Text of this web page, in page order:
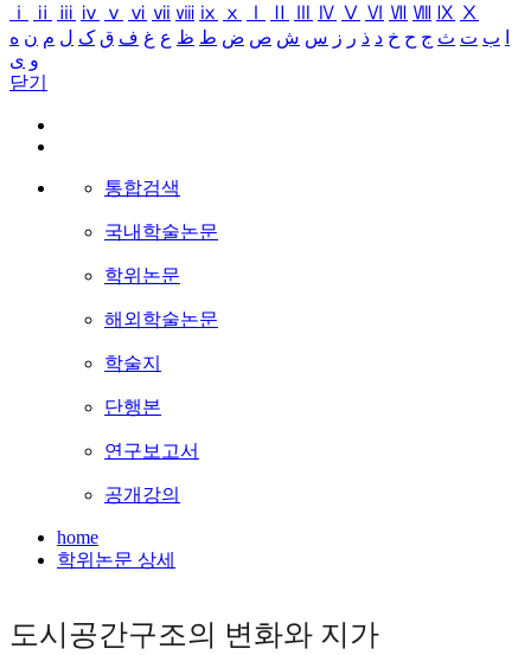
ⅰ
ⅱ ⅲ ⅳ ⅴ ⅵ ⅶ ⅷ ⅸ ⅹ Ⅳ Ⅴ Ⅵ Ⅶ Ⅷ Ⅸ Ⅹ
ب ت ث ج ح خ د ذ ر ز س ش ص ض ط ظ ع غ ف ق ک ل م ن ه
و ی
닫기
통합검색
국내학술논문
학위논문
해외학술논문
학술지
단행본
연구보고서
공개강의
home
학위논문 상세
도시공간구조의 변화와 지가